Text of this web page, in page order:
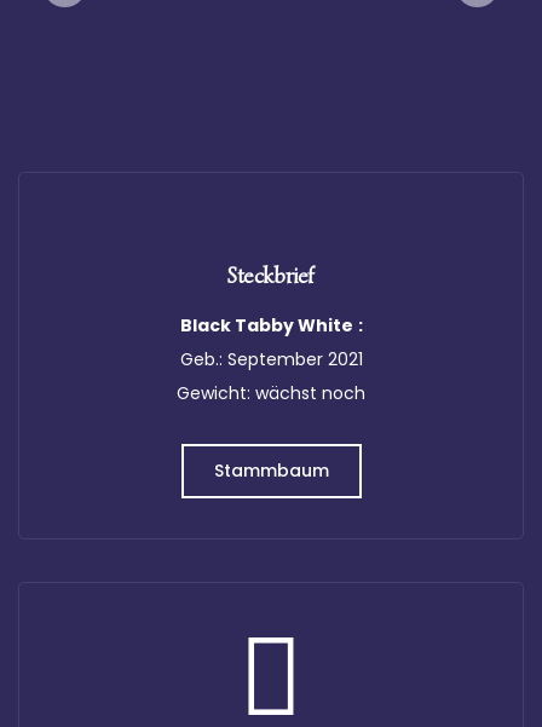
Steckbrief
Black Tabby White :
Geb.: September 2021
Gewicht: wächst noch
Stammbaum